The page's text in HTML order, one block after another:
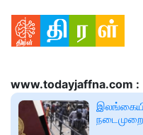
www.todayjaffna.com :